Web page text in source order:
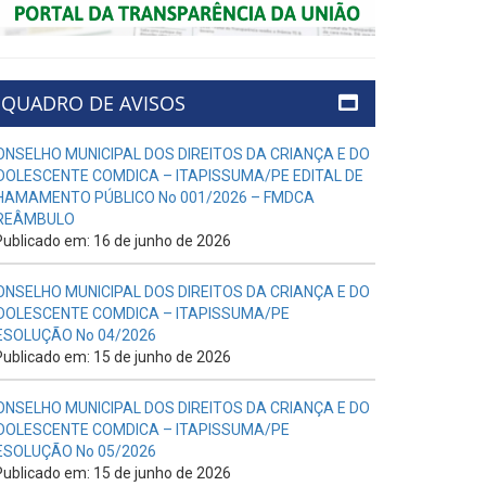
QUADRO DE AVISOS
MUNICIPAL DOS DIREITOS DA CRIANÇA E DO
COMDICA – ITAPISSUMA/PE EDITAL DE
PÚBLICO No 001/2026 – FMDCA
em: 16 de junho de 2026
MUNICIPAL DOS DIREITOS DA CRIANÇA E DO
COMDICA – ITAPISSUMA/PE
No 04/2026
em: 15 de junho de 2026
MUNICIPAL DOS DIREITOS DA CRIANÇA E DO
COMDICA – ITAPISSUMA/PE
No 05/2026
em: 15 de junho de 2026